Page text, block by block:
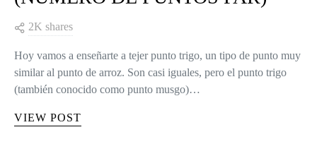
2K shares
Hoy vamos a enseñarte a tejer punto trigo, un tipo de punto muy
similar al punto de arroz. Son casi iguales, pero el punto trigo
(también conocido como punto musgo)…
VIEW POST